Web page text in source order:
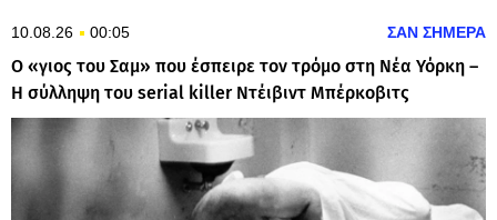
10.08.26 00:05 ΣΑΝ ΣΗΜΕΡΑ
Ο «γιος του Σαμ» που έσπειρε τον τρόμο στη Νέα Υόρκη –
Η σύλληψη του serial killer Ντέιβιντ Μπέρκοβιτς